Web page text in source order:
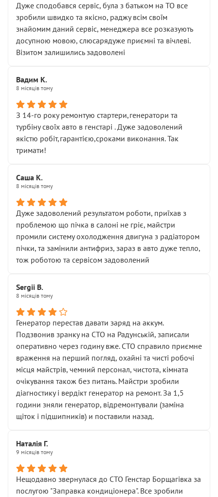
Дуже сподобався сервіс, була з батьком на ТО все
зробили швидко та якісно, раджу всім своїм
знайомим даний сервіс, менеджера все розказують
досупною мовою, слюсарядуже приємні та вічлеві.
Візитом залишились задоволені
Вадим К.
8 місяців тому
З 14-го року ремонтую стартери,генератори та
турбіну своїх авто в генстарі . Дуже задоволений
якістю робіт,гарантією,сроками виконання. Так
тримати!
Саша К.
8 місяців тому
Дуже задоволений результатом роботи, приїхав з
проблемою що пічка в салоні не гріє, майстри
промили систему охолодження двигуна з радіатором
пічки, та замінили антифриз, зараз в авто дуже тепло,
тож роботою та сервісом задоволений
Sergii B.
8 місяців тому
Генератор перестав давати заряд на аккум.
Подзвонив зранку на СТО на Радунській, записали
оперативно через годину вже. СТО справило приємне
враження на перший погляд, охайні та чисті робочі
місця майстрів, чемний персонал, чистота, кімната
очікування також без питань. Майстри зробили
діагностику і вердікт генератор на ремонт. За 1,5
години зняли генератор, відремонтували (заміна
щіток і підшипників) и поставили назад.
Наталія Г.
9 місяців тому
Нещодавно звернулася до СТО Генстар Борщагівка за
послугою "Заправка кондиціонера". Все зробили